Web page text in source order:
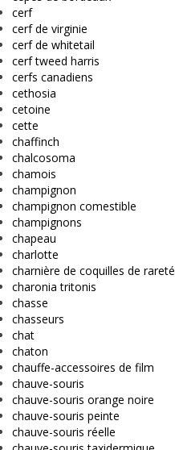
cerf
cerf de virginie
cerf de whitetail
cerf tweed harris
cerfs canadiens
cethosia
cetoine
cette
chaffinch
chalcosoma
chamois
champignon
champignon comestible
champignons
chapeau
charlotte
charnière de coquilles de rareté
charonia tritonis
chasse
chasseurs
chat
chaton
chauffe-accessoires de film
chauve-souris
chauve-souris orange noire
chauve-souris peinte
chauve-souris réelle